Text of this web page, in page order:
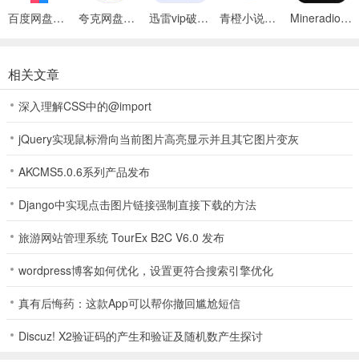
3、连续签到、限时活动，海量福利送不停！
5、即刻上线，开启你的欧皇捉妖之旅！
生灵指路兑换码
vip666
vip777
vip888
兑换方法：
1、玩家需要达到50级才能开放兑换码；
百度网盘绿色免安装Pc电脑版 夸克网盘官方正式版 迅雷vip破解版永久会员2024版 青橙小说App Mineradio手机版
相关文章
深入理解CSS中的@import
jQuery实现鼠标滑向当前图片高亮显示并且其它图片变灰
AKCMS5.0.6系列产品发布
Django中实现点击图片链接强制直接下载的方法
旅游网站管理系统 TourEx B2C V6.0 发布
wordpress博客如何优化，设置更符合搜索引擎优化
真有后悔药：这款App可以帮你撤回尴尬短信
Discuz! X2验证码的产生和验证及随机数产生探讨